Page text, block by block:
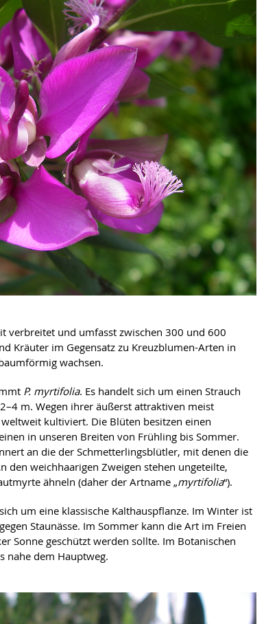
verbreitet und umfasst zwischen 300 und 600
Kräuter im Gegensatz zu Kreuzblumen-Arten in
wachsen.
P. myrtifolia. Es handelt sich um einen Strauch
m. Wegen ihrer äußerst attraktiven meist
kultiviert. Die Blüten besitzen einen
in unseren Breiten von Frühling bis Sommer.
an die der Schmetterlingsblütler, mit denen die
den weichhaarigen Zweigen stehen ungeteilte,
ähneln (daher der Artname „myrtifolia“).
um eine klassische Kalthauspflanze. Im Winter ist
Staunässe. Im Sommer kann die Art im Freien
Sonne geschützt werden sollte. Im Botanischen
nahe dem Hauptweg.